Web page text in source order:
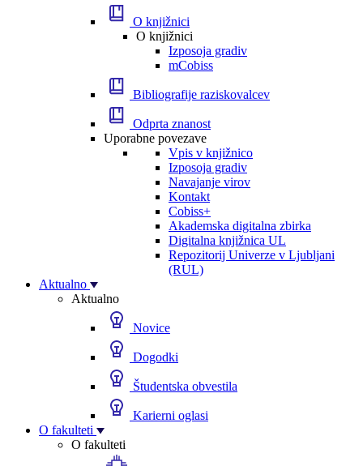
O knjižnici
O knjižnici
Izposoja gradiv
mCobiss
Bibliografije raziskovalcev
Odprta znanost
Uporabne povezave
Vpis v knjižnico
Izposoja gradiv
Navajanje virov
Kontakt
Cobiss+
Akademska digitalna zbirka
Digitalna knjižnica UL
Repozitorij Univerze v Ljubljani
(RUL)
Aktualno
Aktualno
Novice
Dogodki
Študentska obvestila
Karierni oglasi
O fakulteti
O fakulteti